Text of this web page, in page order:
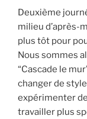
Deuxième
milieu d’après-
plus tôt pour
Nous sommes
“Cascade le
changer de
expérimenter
travailler plus